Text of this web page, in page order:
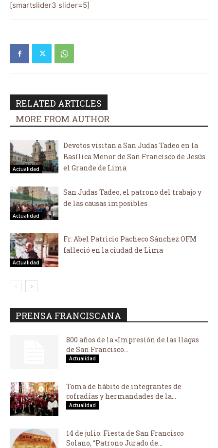
[smartslider3 slider=5]
RELATED ARTICLES
MORE FROM AUTHOR
Actualidad
Devotos visitan a San Judas Tadeo en la
Basílica Menor de San Francisco de Jesús
el Grande de Lima
Actualidad
San Judas Tadeo, el patrono del trabajo y
de las causas imposibles
Actualidad
Fr. Abel Patricio Pacheco Sánchez OFM
falleció en la ciudad de Lima
PRENSA FRANCISCANA
800 años de la «Impresión de las llagas
de San Francisco...
Actualidad
Toma de hábito de integrantes de
cofradías y hermandades de la...
Actualidad
14 de julio: Fiesta de San Francisco
Solano, “Patrono Jurado de...